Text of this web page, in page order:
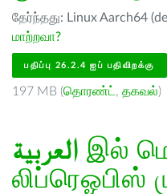
தேர்ந்தது: Linux Aarch64
மாற்றவா?
பதிப்பு 26.2.4 ஐப் பதிவிறக்கு
197 MB (தொரண்ட் , தகவல்)
العربية இல்
லிப்ரெஓபிஸ்